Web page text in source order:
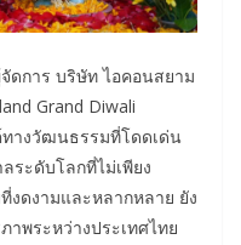
ดการ บริษัท ไอคอนสยาม
Grand Diwali
ทางวัฒนธรรมที่โดดเด่น
ระดับโลกที่ไม่เพียง
ดงามและหลากหลาย ยัง
พระหว่างประเทศไทย